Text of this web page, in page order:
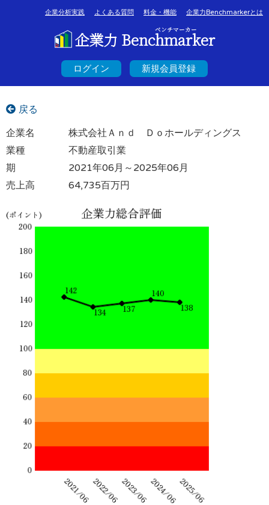
企業分析実践 よくある質問 料金・機能 企業力Benchmarkerとは
ベンチマーカー
企業力 Benchmarker
ログイン 新規会員登録
戻る
企業名
株式会社Ａｎｄ Ｄｏホールディングス
業種
不動産取引業
期
2021年06月～2025年06月
売上高
64,735百万円